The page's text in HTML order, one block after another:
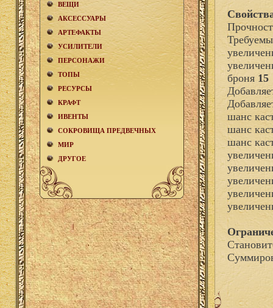
ВЕЩИ
АКCЕСCУАРЫ
АРТЕФАКТЫ
УСИЛИТЕЛИ
ПЕРСОНАЖИ
ТОПЫ
РЕСУРСЫ
КРАФТ
ИВЕНТЫ
СОКРОВИЩА ПРЕДВЕЧНЫХ
МИР
ДРУГОЕ
броня 15
шанс
шанс
шанс